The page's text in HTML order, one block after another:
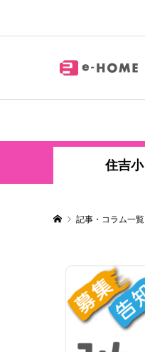
住吉小
記事・コラム一覧